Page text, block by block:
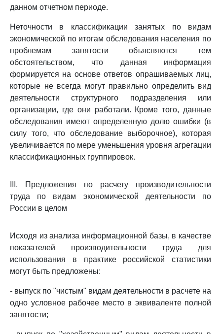
данном отчетном периоде.
Неточности в классификации занятых по видам
экономической по итогам обследования населения по
проблемам занятости объясняются тем
обстоятельством, что данная информация
формируется на основе ответов опрашиваемых лиц,
которые не всегда могут правильно определить вид
деятельности структурного подразделения или
организации, где они работали. Кроме того, данные
обследования имеют определенную долю ошибки (в
силу того, что обследование выборочное), которая
увеличивается по мере уменьшения уровня агрегации
классификационных группировок.
III. Предложения по расчету производительности
труда по видам экономической деятельности по
России в целом
Исходя из анализа информационной базы, в качестве
показателей производительности труда для
использования в практике российской статистики
могут быть предложены:
- выпуск по "чистым" видам деятельности в расчете на
одно условное рабочее место в эквиваленте полной
занятости;